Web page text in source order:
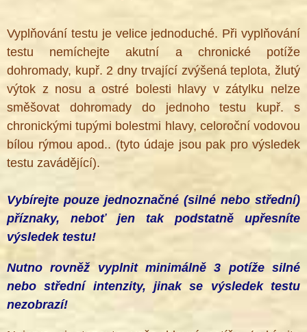
Vyplňování testu je velice jednoduché. Při vyplňování
testu nemíchejte akutní a chronické potíže
dohromady, kupř. 2 dny trvající zvýšená teplota, žlutý
výtok z nosu a ostré bolesti hlavy v zátylku nelze
směšovat dohromady do jednoho testu kupř. s
chronickými tupými bolestmi hlavy, celoroční vodovou
bílou rýmou apod.. (tyto údaje jsou pak pro výsledek
testu zavádějící).
Vybírejte pouze jednoznačné (silné nebo střední)
příznaky, neboť jen tak podstatně upřesníte
výsledek testu!
Nutno rovněž vyplnit minimálně 3 potíže silné
nebo střední intenzity, jinak se výsledek testu
nezobrazí!